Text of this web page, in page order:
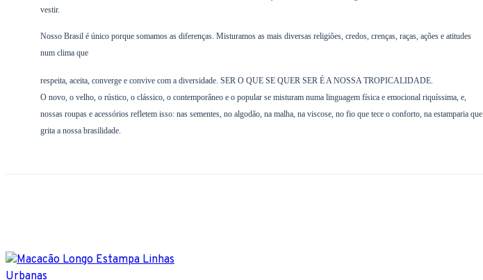
vestir.
Nosso Brasil é único porque somamos as diferenças. Misturamos as mais diversas religiões, credos, crenças, raças, ações e atitudes
num clima que
respeita, aceita, converge e convive com a diversidade. SER O QUE SE QUER SER É A NOSSA TROPICALIDADE.
O novo, o velho, o rústico, o clássico, o contemporâneo e o popular se misturam numa linguagem física e emocional riquíssima, e,
nossas roupas e acessórios refletem isso: nas sementes, no algodão, na malha, na viscose, no fio que tece o conforto, na estamparia que
grita a nossa brasilidade.